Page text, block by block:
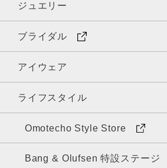
ジュエリー
ブライダル
アイウェア
ライフスタイル
Omotecho Style Store
Bang & Olufsen 特設ステージ